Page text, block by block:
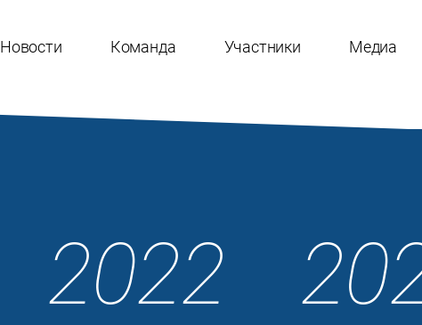
Новости Команда Участники Медиа
2022